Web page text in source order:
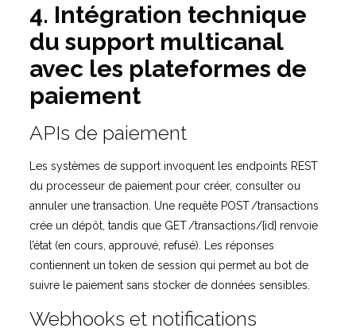
4. Intégration technique
du support multicanal
avec les plateformes de
paiement
APIs de paiement
Les systèmes de support invoquent les endpoints REST
du processeur de paiement pour créer, consulter ou
annuler une transaction. Une requête POST /transactions
crée un dépôt, tandis que GET /transactions/{id} renvoie
l’état (en cours, approuvé, refusé). Les réponses
contiennent un token de session qui permet au bot de
suivre le paiement sans stocker de données sensibles.
Webhooks et notifications